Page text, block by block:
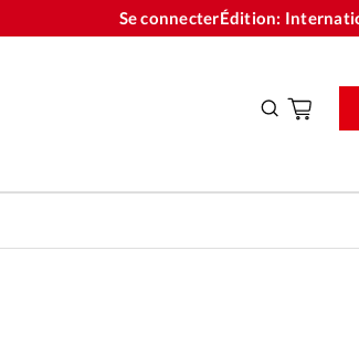
Se connecterÉdition: